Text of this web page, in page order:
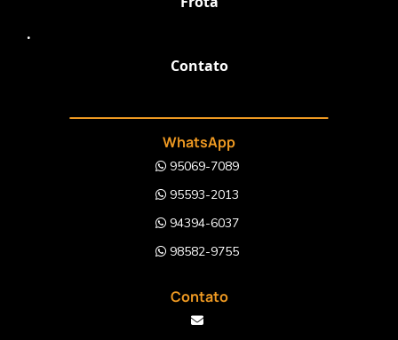
.
Contato
WhatsApp
95069-7089
95593-2013
94394-6037
98582-9755
Contato